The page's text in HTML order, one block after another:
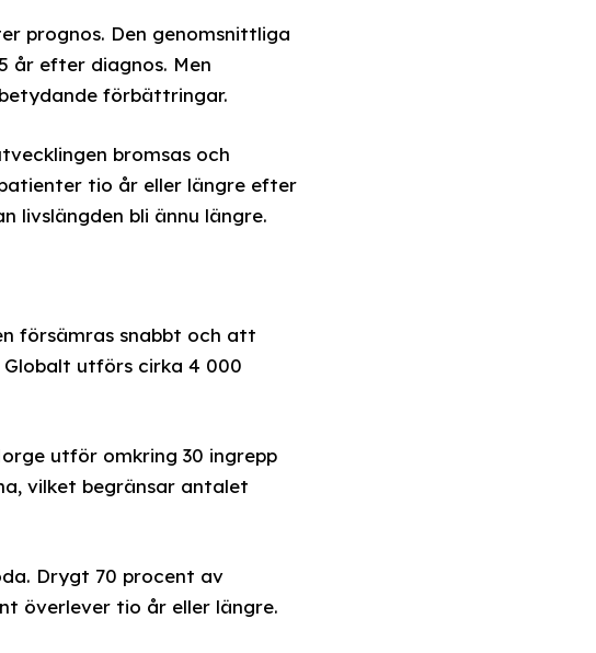
prognos. Den genomsnittliga
år efter diagnos. Men
förbättringar.
bromsas och
tio år eller längre efter
livslängden bli ännu längre.
försämras snabbt och att
utförs cirka 4 000
utför omkring 30 ingrepp
vilket begränsar antalet
Drygt 70 procent av
överlever tio år eller längre.